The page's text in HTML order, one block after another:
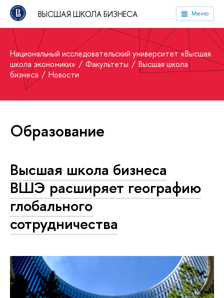
ВЫСШАЯ ШКОЛА БИЗНЕСА Меню
Национальный исследовательский университет «Высшая
школа экономики»
Факультеты
Высшая школа
бизнеса
Новости
Образование
Высшая школа бизнеса
ВШЭ расширяет географию
глобального
сотрудничества